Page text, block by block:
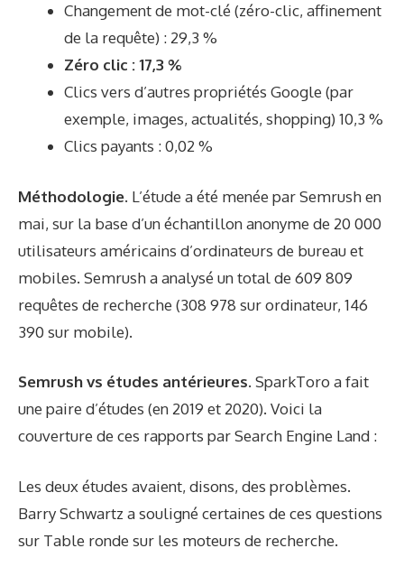
Changement de mot-clé (zéro-clic, affinement
de la requête) : 29,3 %
Zéro clic : 17,3 %
Clics vers d’autres propriétés Google (par
exemple, images, actualités, shopping) 10,3 %
Clics payants : 0,02 %
Méthodologie. L’étude a été menée par Semrush en
mai, sur la base d’un échantillon anonyme de 20 000
utilisateurs américains d’ordinateurs de bureau et
mobiles. Semrush a analysé un total de 609 809
requêtes de recherche (308 978 sur ordinateur, 146
390 sur mobile).
Semrush vs études antérieures. SparkToro a fait
une paire d’études (en 2019 et 2020). Voici la
couverture de ces rapports par Search Engine Land :
Les deux études avaient, disons, des problèmes.
Barry Schwartz a souligné certaines de ces questions
sur Table ronde sur les moteurs de recherche.